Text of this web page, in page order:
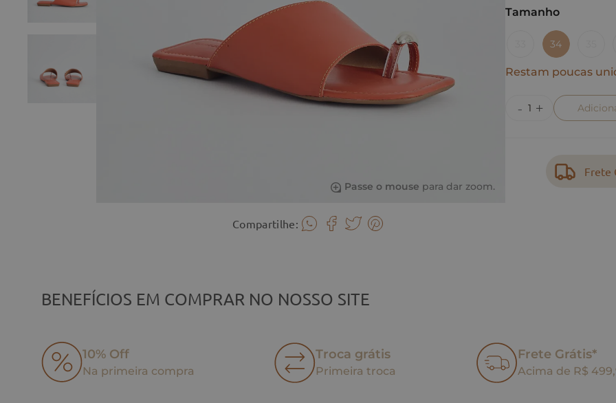
Passe o mouse para dar zoom.
Compartilhe:
Tamanho
34
Restam poucas
Frete
BENEFÍCIOS EM COMPRAR NO NOSSO SITE
10% Off
Na primeira compra
Troca grátis
Primeira troca
Frete Grátis*
Acima de R$